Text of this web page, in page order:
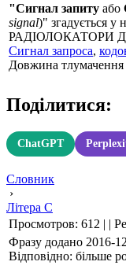
"Сигнал запиту або
signal)" згадується
РАДІОЛОКАТОРИ
Сигнал запроса,
Довжина тлумачення
Поділитися:
ChatGPT
Словник
›
Літера С
Просмотров: 612 | |
Фразу додано 2016-
Відповідно: більше